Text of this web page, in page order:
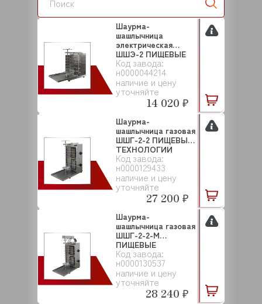
Код завода:
н0000044214
наличие и цену
уточняйте
Шаурма-
шашлычница
электрическая
ШШЭ-2 ПИЩЕВЫЕ
ТЕХНОЛОГИИ
14 020 ₽
Код завода:
н0000129433
наличие и цену
уточняйте
Шаурма-
шашлычница газовая
ШШГ-2-2 ПИЩЕВЫЕ
ТЕХНОЛОГИИ
27 200 ₽
Код завода:
н0000130537
наличие и цену
уточняйте
Шаурма-
шашлычница газовая
ШШГ-2-2-М
ПИЩЕВЫЕ
ТЕХНОЛОГИИ
28 240 ₽